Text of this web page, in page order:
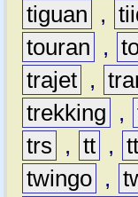
tiguan
,
touran
,
trajet ,
trekking
,
trs
, tt ,
twingo ,